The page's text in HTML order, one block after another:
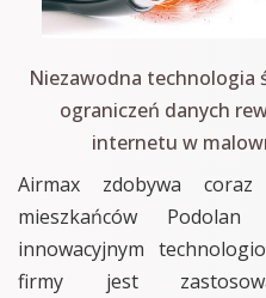
Niezawodna technologia
ograniczeń danych
internetu w
Airmax zdobywa
mieszkańców
innowacyjnym
firmy jest